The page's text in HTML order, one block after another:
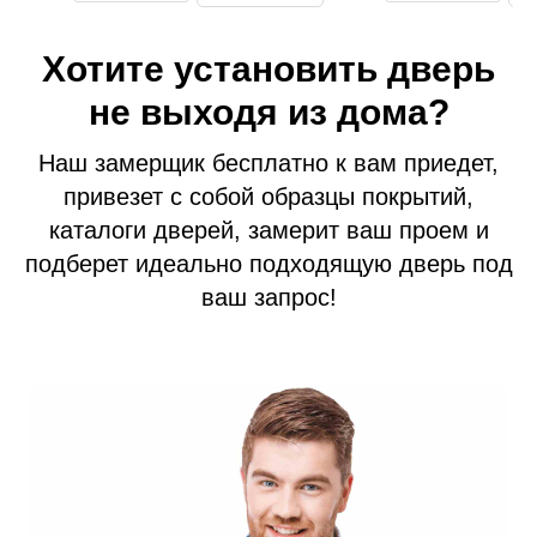
Хотите установить дверь
не выходя из дома?
Наш замерщик бесплатно к вам приедет,
привезет с собой образцы покрытий,
каталоги дверей, замерит ваш проем и
подберет идеально подходящую дверь под
ваш запрос!
+7 (913) 031 41 21
info@prom124.ru
г. Красноярск
ул. Мартынова, 30
Наши работы
Акции
Противопожарные двери
Гаражные ворота